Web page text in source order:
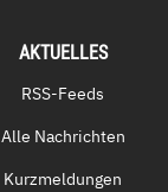
AKTUELLES
RSS-Feeds
Alle Nachrichten
Kurzmeldungen